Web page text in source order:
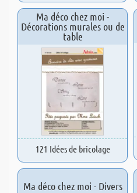
Ma déco chez moi -
Décorations murales ou de
table
121 Idées de bricolage
Ma déco chez moi - Divers